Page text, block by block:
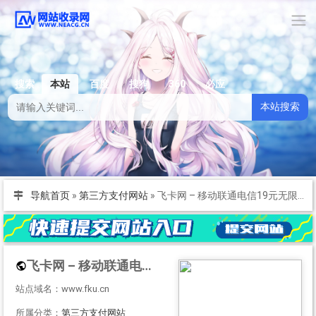
搜索 本站 百度 搜狗 360
必应
本站搜索
导航首页 » 第三方支付网站 »
飞卡网 – 移动联通电信19元无限流量卡推荐_正规手机卡办理
站点域名：www.fku.cn
所属分类： 第三方支付网站